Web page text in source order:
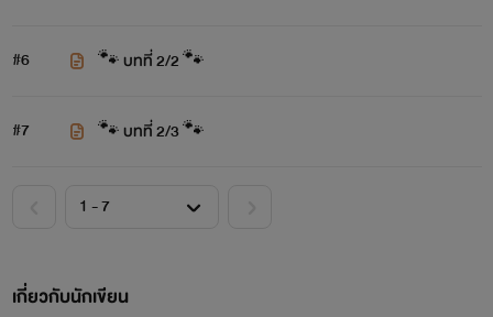
#6 🐾 บทที่ 2/2 🐾
#7 🐾 บทที่ 2/3 🐾
เกี่ยวกับนักเขียน